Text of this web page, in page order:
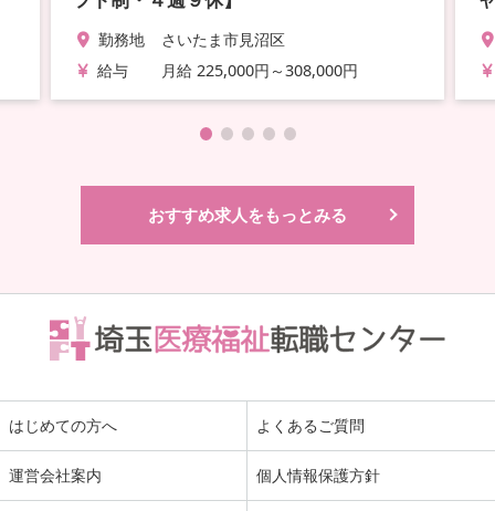
勤務地
さいたま市見沼区
給与
月給 225,000円～308,000円
おすすめ求人をもっとみる
はじめての方へ よくあるご質問
運営会社案内 個人情報保護方針